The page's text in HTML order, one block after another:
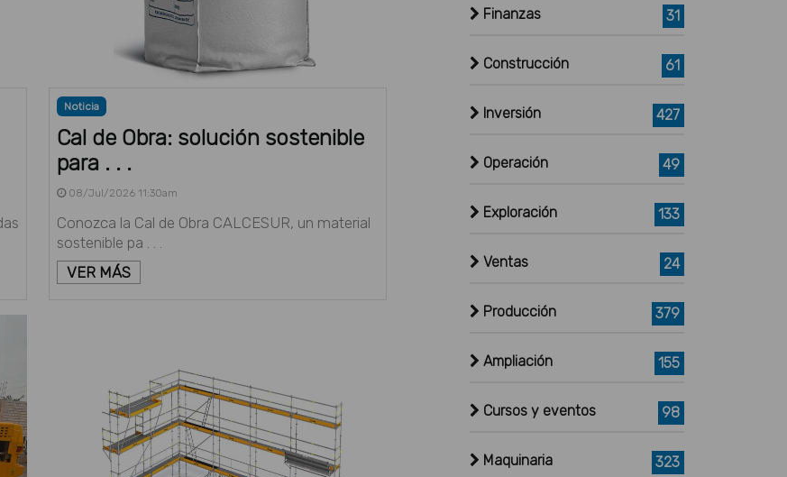
Noticia
Cal de Obra: solución sostenible
para . . .
08/Jul/2026 11:30am
Conozca la Cal de Obra CALCESUR, un material
sostenible pa . . .
VER MÁS
Finanzas 31
Construcción 61
Inversión 427
Operación 49
Exploración 133
Ventas 24
Producción 379
Ampliación 155
Cursos y eventos 98
Maquinaria 323